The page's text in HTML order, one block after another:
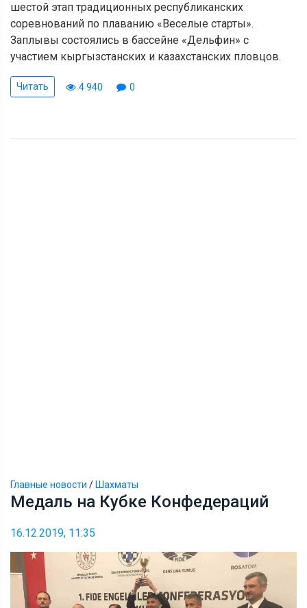
шестой этап традиционных республиканских
соревнований по плаванию «Веселые старты».
Заплывы состоялись в бассейне «Дельфин» с
участием кыргызстанских и казахстанских пловцов.
Читать 4 940 0
Главные новости / Шахматы
Медаль на Кубке Конфедераций
16.12.2019, 11:35